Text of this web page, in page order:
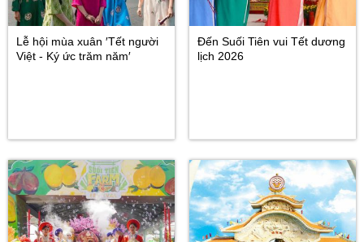
Lễ hội mùa xuân ′Tết người
Việt - Ký ức trăm năm′
Đến Suối Tiên vui Tết dương
lịch 2026